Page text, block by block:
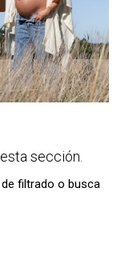
sección.
filtrado o busca